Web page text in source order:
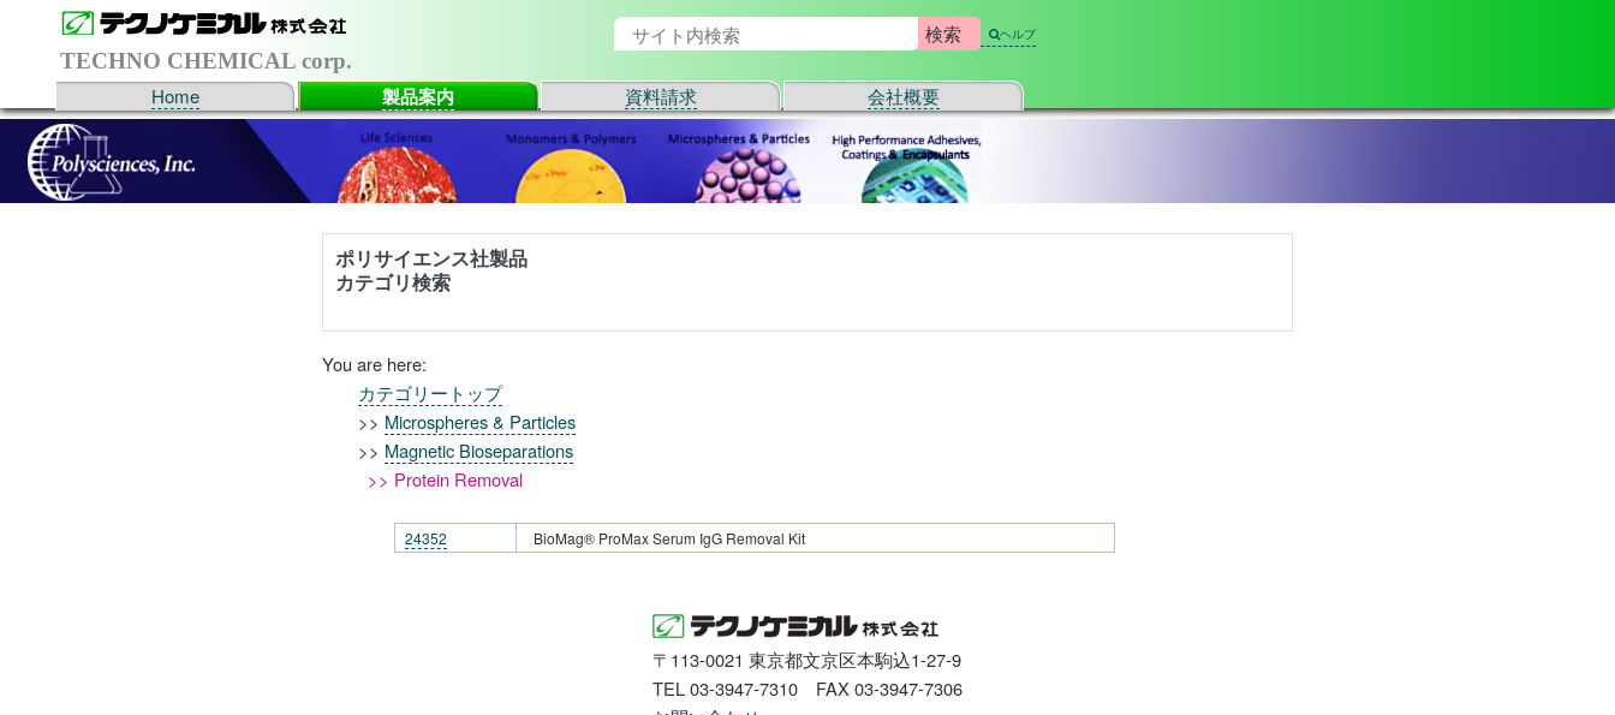
TECHNO CHEMICAL corp.
Home
製品案内 資料請求 会社概要
ヘルプ
ポリサイエンス社製品
カテゴリ検索
You are here:
カテゴリートップ
>> Microspheres & Particles
>> Magnetic Bioseparations
>> Protein Removal
24352 BioMag® ProMax Serum IgG Removal Kit
〒113-0021 東京都文京区本駒込1-27-9
TEL 03-3947-7310 FAX 03-3947-7306